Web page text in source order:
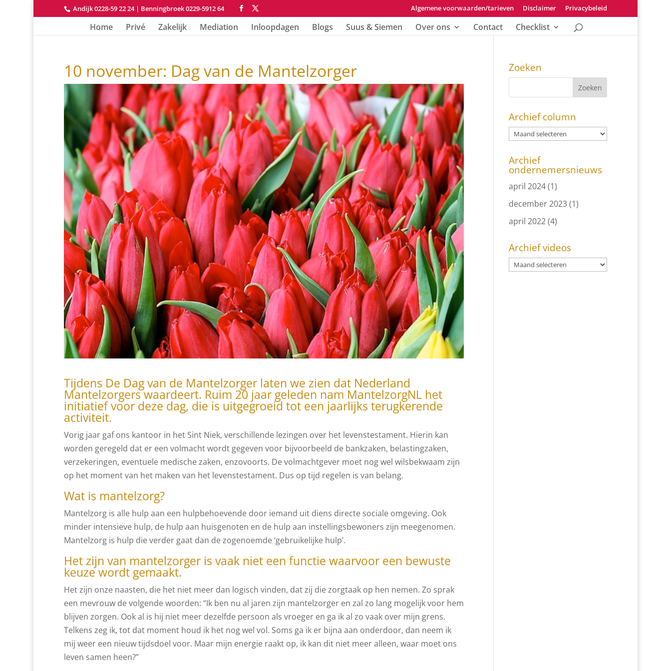
Andijk 0228-59 22 24| Benningbroek 0229-5912 64 Algemene voorwaarden/tarieven Disclaimer Privacybeleid
Home Privé Zakelijk Mediation Inloopdagen Blogs Suus & Siemen Over ons Contact Checklist
10 november: Dag van de Mantelzorger
Tijdens De Dag van de Mantelzorger laten we zien dat Nederland
Mantelzorgers waardeert. Ruim 20 jaar geleden nam MantelzorgNL het
initiatief voor deze dag, die is uitgegroeid tot een jaarlijks terugkerende
activiteit.
Vorig jaar gaf ons kantoor in het Sint Niek, verschillende lezingen over het levenstestament. Hierin kan
worden geregeld dat er een volmacht wordt gegeven voor bijvoorbeeld de bankzaken, belastingzaken,
verzekeringen, eventuele medische zaken, enzovoorts. De volmachtgever moet nog wel wilsbekwaam zijn
op het moment van het maken van het levenstestament. Dus op tijd regelen is van belang.
Wat is mantelzorg?
Mantelzorg is alle hulp aan een hulpbehoevende door iemand uit diens directe sociale omgeving. Ook
minder intensieve hulp, de hulp aan huisgenoten en de hulp aan instellingsbewoners zijn meegenomen.
Mantelzorg is hulp die verder gaat dan de zogenoemde ‘gebruikelijke hulp’.
Het zijn van mantelzorger is vaak niet een functie waarvoor een bewuste
keuze wordt gemaakt.
Het zijn onze naasten, die het niet meer dan logisch vinden, dat zij die zorgtaak op hen nemen. Zo sprak
een mevrouw de volgende woorden: “Ik ben nu al jaren zijn mantelzorger en zal zo lang mogelijk voor hem
blijven zorgen. Ook al is hij niet meer dezelfde persoon als vroeger en ga ik al zo vaak over mijn grens.
Telkens zeg ik, tot dat moment houd ik het nog wel vol. Soms ga ik er bijna aan onderdoor, dan neem ik
mij weer een nieuw tijdsdoel voor. Maar mijn energie raakt op, ik kan dit niet meer alleen, waar moet ons
leven samen heen?”
Zoeken
Archief column
Archief
ondernemersnieuws
april 2024(1)
december 2023(1)
april 2022(4)
Archief videos